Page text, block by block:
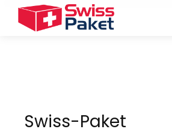
Swiss-Paket